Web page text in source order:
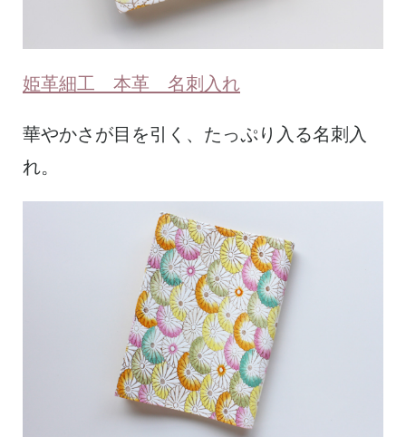
姫革細工 本革 名刺入れ
華やかさが目を引く、たっぷり入る名刺入
れ。